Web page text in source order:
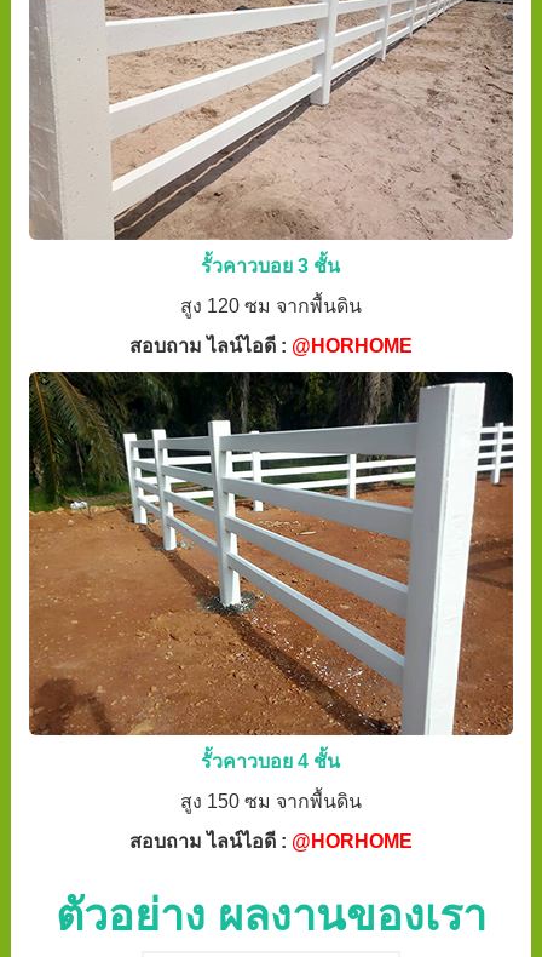
รั้วคาวบอย 3 ชั้น
สูง 120 ซม จากพื้นดิน
สอบถาม ไลน์ไอดี : @HORHOME
รั้วคาวบอย 4 ชั้น
สูง 150 ซม จากพื้นดิน
สอบถาม ไลน์ไอดี : @HORHOME
ตัวอย่าง ผลงานของเรา